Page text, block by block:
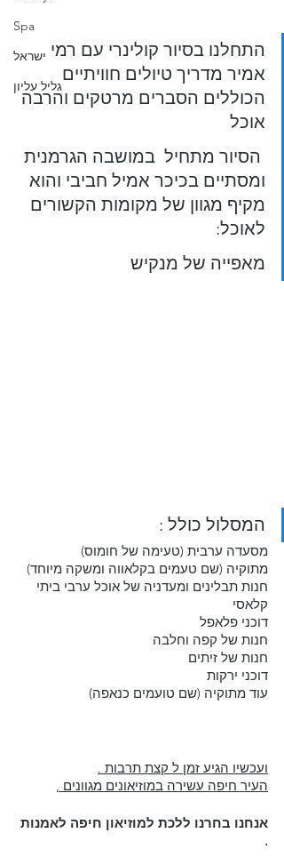
Spa
ישראל
גליל עליון
התחלנו בסיור קולינרי עם רמי
אמיר מדריך טיולים חוויתיים
הכוללים הסברים מרטקים והרבה
אוכל
הסיור מתחיל  במושבה הגרמנית
ומסתיים בכיכר אמיל חביבי והוא
מקיף מגוון של מקומות הקשורים
לאוכל:
מאפייה של מנקיש
המסלול כולל :
מסעדה ערבית (טעימה של חומוס)
מתוקיה (שם טעמים בקלאווה ומשקה מיוחד)
חנות תבלינים ומעדניה של אוכל ערבי ביתי
קלאסי
דוכני פלאפל
חנות של קפה וחלבה
חנות של זיתים
דוכני ירקות
עוד מתוקיה (שם טועמים כנאפה)
ועכשיו הגיע זמן ל קצת תרבות .
העיר חיפה עשירה במוזיאונים מגוונים ,
אנחנו בחרנו ללכת למוזיאון חיפה לאמנות
.